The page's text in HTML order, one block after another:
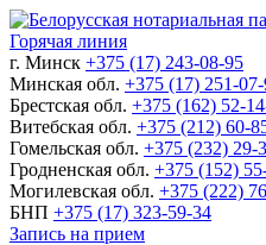
Горячая линия
г. Минск +375 (17) 243-08-95
Минская обл. +375 (17) 251-
Брестская обл. +375 (162) 52-
Витебская обл. +375 (212) 60-
Гомельская обл. +375 (232) 29-
Гродненская обл. +375 (152)
Могилевская обл. +375 (222)
БНП +375 (17) 323-59-34
Запись на прием